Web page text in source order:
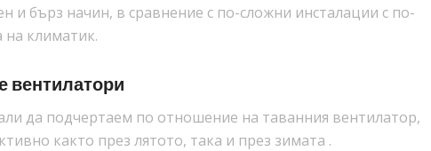
и бърз начин, в сравнение с по-сложни инсталации с по-
на климатик.
вентилатори
да подчертаем по отношение на таванния вентилатор,
както през лятото, така и през зимата .